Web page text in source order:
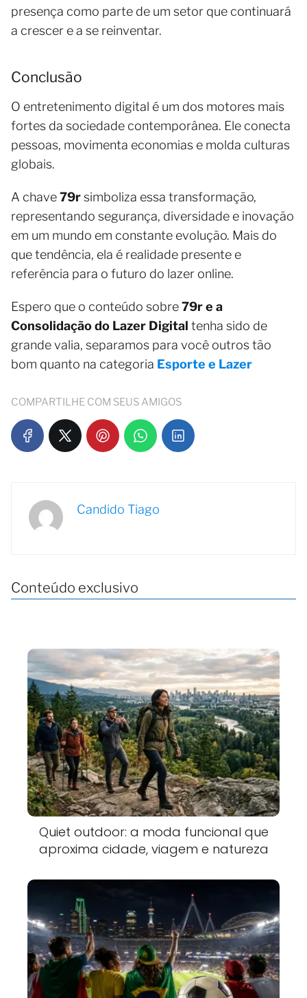
presença como parte de um setor que continuará
a crescer e a se reinventar.
Conclusão
O entretenimento digital é um dos motores mais
fortes da sociedade contemporânea. Ele conecta
pessoas, movimenta economias e molda culturas
globais.
A chave79rsimboliza essa transformação,
representando segurança, diversidade e inovação
em um mundo em constante evolução. Mais do
que tendência, ela é realidade presente e
referência para o futuro do lazer online.
Espero que o conteúdo sobre79r e a
Consolidação do Lazer Digital tenha sido de
grande valia, separamos para você outros tão
bom quanto na categoria Esporte e Lazer
COMPARTILHE COM SEUS AMIGOS
Candido Tiago
Conteúdo exclusivo
Quiet outdoor: a moda funcional que
aproxima cidade, viagem e natureza